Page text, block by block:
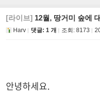
[라이브] 12월, 땅거미 숲에
Harv 댓글: 1 개 조회: 8173
안녕하세요.